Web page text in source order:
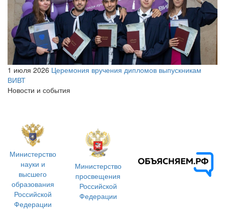
1 июля 2026 Церемония вручения дипломов выпускникам
ВИВТ
Новости и события
Министерство
науки и
высшего
образования
Российской
Федерации
Министерство
просвещения
Российской
Федерации